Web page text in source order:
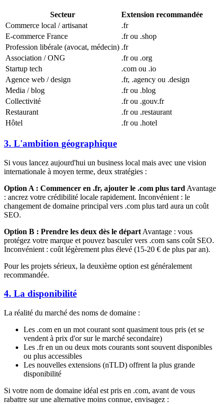
Secteur
Extension recommandée
Commerce local / artisanat
.fr
E-commerce France
.fr ou .shop
Profession libérale (avocat, médecin) .fr
Association / ONG
.fr ou .org
Startup tech
.com ou .io
Agence web / design
.fr, .agency ou .design
Media / blog
.fr ou .blog
Collectivité
.fr ou .gouv.fr
Restaurant
.fr ou .restaurant
Hôtel
.fr ou .hotel
3. L'ambition géographique
Si vous lancez aujourd'hui un business local mais avec une vision
internationale à moyen terme, deux stratégies :
Option A : Commencer en .fr, ajouter le .com plus tard Avantage
: ancrez votre crédibilité locale rapidement. Inconvénient : le
changement de domaine principal vers .com plus tard aura un coût
SEO.
Option B : Prendre les deux dès le départ Avantage : vous
protégez votre marque et pouvez basculer vers .com sans coût SEO.
Inconvénient : coût légèrement plus élevé (15-20 € de plus par an).
Pour les projets sérieux, la deuxième option est généralement
recommandée.
4. La disponibilité
La réalité du marché des noms de domaine :
Les .com en un mot courant sont quasiment tous pris (et se
vendent à prix d'or sur le marché secondaire)
Les .fr en un ou deux mots courants sont souvent disponibles
ou plus accessibles
Les nouvelles extensions (nTLD) offrent la plus grande
disponibilité
Si votre nom de domaine idéal est pris en .com, avant de vous
rabattre sur une alternative moins connue, envisagez :